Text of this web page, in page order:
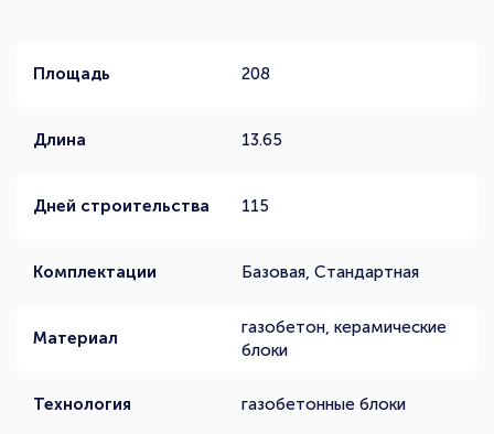
Площадь 208
Длина 13.65
Дней строительства 115
Комплектации Базовая, Стандартная
Материал
газобетон, керамические
блоки
Технология газобетонные блоки